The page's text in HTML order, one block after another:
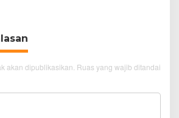
akan dipublikasikan. Ruas yang wajib ditandai